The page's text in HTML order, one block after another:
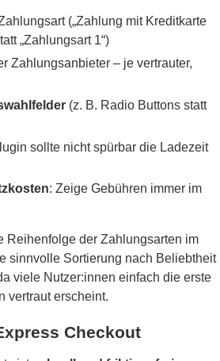
(„Zahlung mit Kreditkarte
„Zahlungsart 1“)
Zahlungsanbieter – je vertrauter,
(z. B. Radio Buttons statt
sollte nicht spürbar die Ladezeit
: Zeige Gebühren immer im
Reihenfolge der Zahlungsarten im
sinnvolle Sortierung nach Beliebtheit
viele Nutzer:innen einfach die erste
vertraut erscheint.
Checkout